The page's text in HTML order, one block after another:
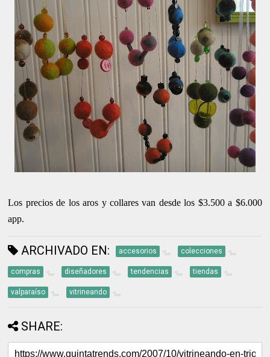
Los precios de los aros y collares van desde los $3.500 a $6.000
app.
ARCHIVADO EN: accesorios colecciones
compras diseñadores tendencias tiendas
valparaíso vitrineando
SHARE: